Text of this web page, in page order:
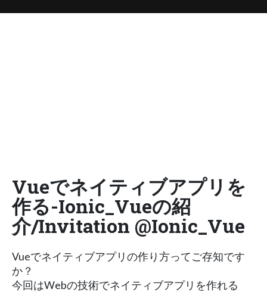
Vueでネイティブアプリを
作る-Ionic_Vueの紹
介/Invitation @Ionic_Vue
Vueでネイティブアプリの作り方ってご存知です
か？
今回はWebの技術でネイティブアプリを作れる